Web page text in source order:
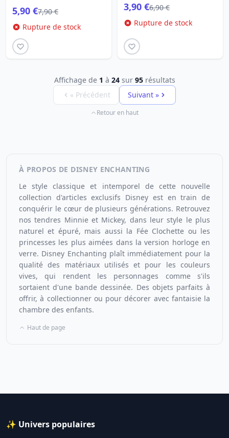
5,90 €7,90 €
Rupture de stock
3,90 €6,90 €
Rupture de stock
Affichage de 1 à 24sur 95résultats
« Précédent
Suivant »
Retour en haut
À PROPOS DE DISNEY ENCHANTING
Le style classique et intemporel de cette nouvelle
collection d'articles exclusifs Disney est en train de
conquérir le cœur de plusieurs générations. Retrouvez
nos tendres Minnie et Mickey, dans leur style le plus
naturel et épuré, mais aussi la Fée Clochette ou les
princesses les plus aimées dans la version horloge en
verre. Disney Enchanting plaît immédiatement pour la
qualité des matériaux utilisés et pour les couleurs
vives, qui rendent les personnages comme s'ils
sortaient d'une bande dessinée. Des objets parfaits à
offrir, à collectionner ou pour décorer avec fantaisie la
chambre des enfants.
Haut de page
✨ Univers populaires